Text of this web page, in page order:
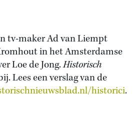
tv-maker Ad van Liempt
in het Amsterdamse
Loe de Jong.Historisch
Lees een verslag van de
historici.